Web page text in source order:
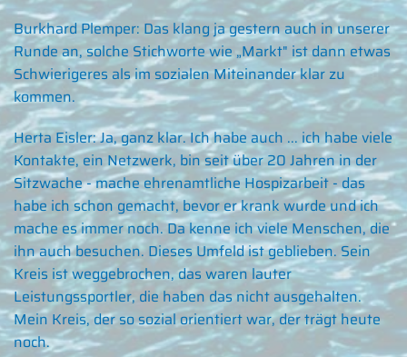
Burkhard Plemper: Das klang ja gestern auch in unserer
Runde an, solche Stichworte wie „Markt" ist dann etwas
Schwierigeres als im sozialen Miteinander klar zu
kommen.
Herta Eisler:Ja, ganz klar. Ich habe auch ... ich habe viele
Kontakte, ein Netzwerk, bin seit über 20 Jahren in der
Sitzwache - mache ehrenamtliche Hospizarbeit - das
habe ich schon gemacht, bevor er krank wurde und ich
mache es immer noch. Da kenne ich viele Menschen, die
ihn auch besuchen. Dieses Umfeld ist geblieben. Sein
Kreis ist weggebrochen, das waren lauter
Leistungssportler, die haben das nicht ausgehalten.
Mein Kreis, der so sozial orientiert war, der trägt heute
noch.